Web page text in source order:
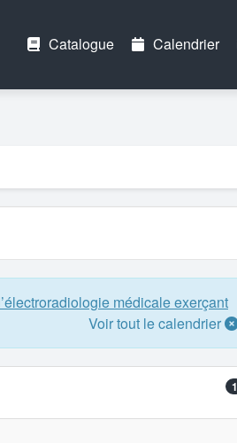
Catalogue Calendrier
médicale exerçant
Voir tout le calendrier
1